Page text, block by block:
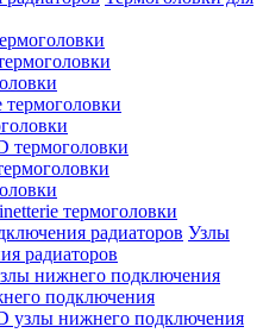
термоголовки
термоголовки
термоголовки
Узлы
радиаторов
нижнего подключения
подключения
узлы нижнего подключения